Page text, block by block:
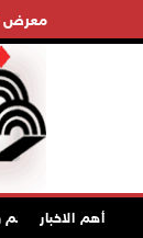
معرض
أهم الاخبار
بلدية بيت لحم